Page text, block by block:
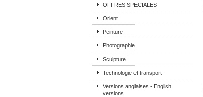
OFFRES SPECIALES
Orient
Peinture
Photographie
Sculpture
Technologie et transport
Versions anglaises - English
versions